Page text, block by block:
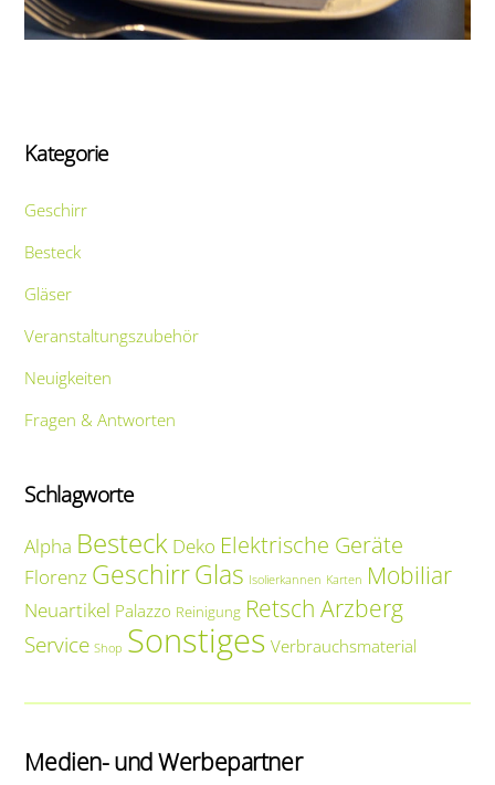
Kategorie
Geschirr
Besteck
Gläser
Veranstaltungszubehör
Neuigkeiten
Fragen & Antworten
Schlagworte
Alpha Besteck Deko Elektrische Geräte
Florenz GeschirrGlas Isolierkannen Karten Mobiliar
Neuartikel Palazzo Reinigung Retsch Arzberg
Service Shop Sonstiges Verbrauchsmaterial
Medien- und Werbepartner